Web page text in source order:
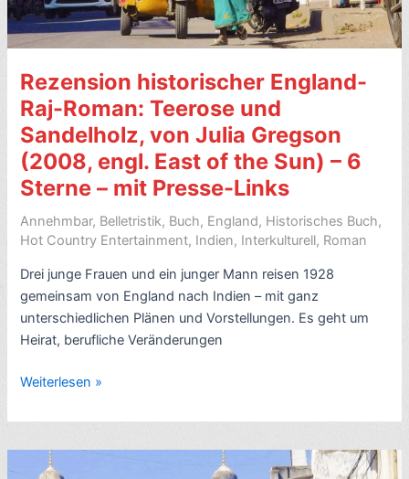
Rezension historischer England-
Raj-Roman: Teerose und
Sandelholz, von Julia Gregson
(2008, engl. East of the Sun) – 6
Sterne – mit Presse-Links
Annehmbar, Belletristik, Buch, England, Historisches Buch,
Hot Country Entertainment, Indien, Interkulturell, Roman
Drei junge Frauen und ein junger Mann reisen 1928
gemeinsam von England nach Indien – mit ganz
unterschiedlichen Plänen und Vorstellungen. Es geht um
Heirat, berufliche Veränderungen
Rezension
England-
Raj-
Roman:
Weiterlesen »